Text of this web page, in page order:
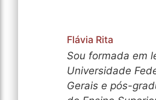
Flávia Rita
Sou formada em
Universidade
Gerais e pós-